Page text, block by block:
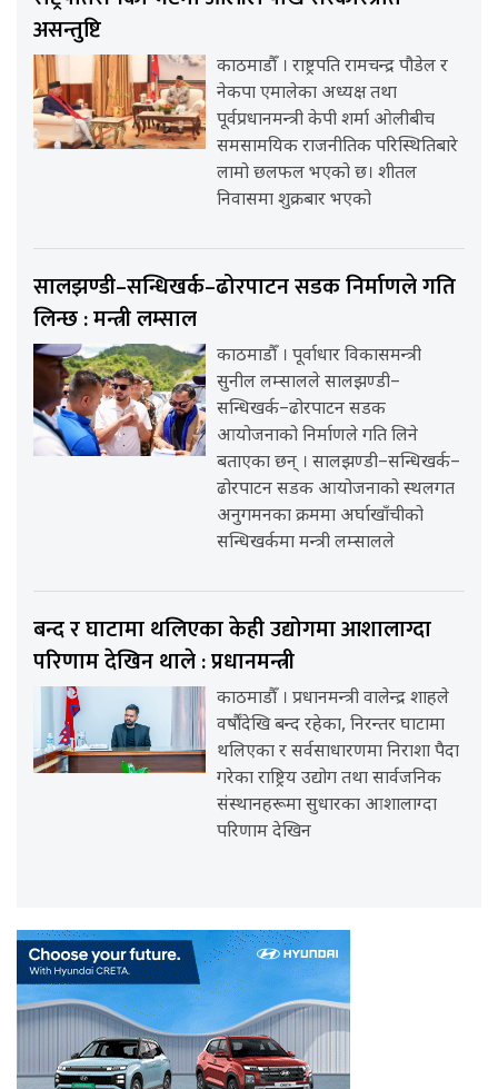
असन्तुष्टि
काठमाडौँ । राष्ट्रपति रामचन्द्र पौडेल र
नेकपा एमालेका अध्यक्ष तथा
पूर्वप्रधानमन्त्री केपी शर्मा ओलीबीच
समसामयिक राजनीतिक परिस्थितिबारे
लामो छलफल भएको छ। शीतल
निवासमा शुक्रबार भएको
सालझण्डी–सन्धिखर्क–ढोरपाटन सडक निर्माणले गति
लिन्छ : मन्त्री लम्साल
काठमाडौँ । पूर्वाधार विकासमन्त्री
सुनील लम्सालले सालझण्डी–
सन्धिखर्क–ढोरपाटन सडक
आयोजनाको निर्माणले गति लिने
बताएका छन् । सालझण्डी–सन्धिखर्क–
ढोरपाटन सडक आयोजनाको स्थलगत
अनुगमनका क्रममा अर्घाखाँचीको
सन्धिखर्कमा मन्त्री लम्सालले
बन्द र घाटामा थलिएका केही उद्योगमा आशालाग्दा
परिणाम देखिन थाले : प्रधानमन्त्री
काठमाडौँ । प्रधानमन्त्री वालेन्द्र शाहले
वर्षौंदेखि बन्द रहेका, निरन्तर घाटामा
थलिएका र सर्वसाधारणमा निराशा पैदा
गरेका राष्ट्रिय उद्योग तथा सार्वजनिक
संस्थानहरूमा सुधारका आशालाग्दा
परिणाम देखिन